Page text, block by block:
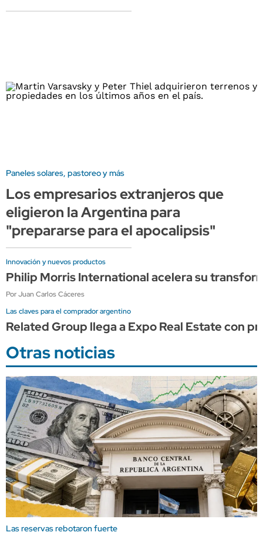
Paneles solares, pastoreo y más
Los empresarios extranjeros que
eligieron la Argentina para
"prepararse para el apocalipsis"
Innovación y nuevos productos
Philip Morris International acelera su
Por Juan Carlos Cáceres
Las claves para el comprador argentino
Related Group llega a Expo Real Estate con
Otras noticias
Las reservas rebotaron fuerte